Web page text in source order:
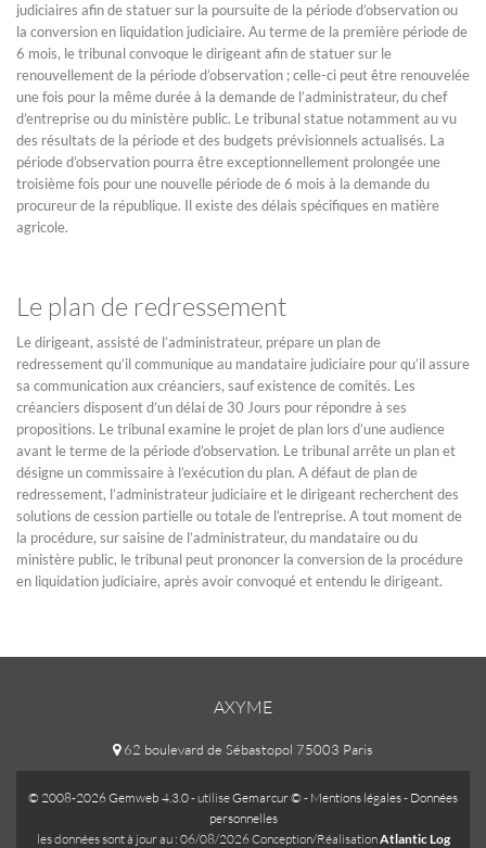
judiciaires afin de statuer sur la poursuite de la période d’observation ou
la conversion en liquidation judiciaire. Au terme de la première période de
6 mois, le tribunal convoque le dirigeant afin de statuer sur le
renouvellement de la période d’observation ; celle-ci peut être renouvelée
une fois pour la même durée à la demande de l’administrateur, du chef
d’entreprise ou du ministère public. Le tribunal statue notamment au vu
des résultats de la période et des budgets prévisionnels actualisés. La
période d’observation pourra être exceptionnellement prolongée une
troisième fois pour une nouvelle période de 6 mois à la demande du
procureur de la république. Il existe des délais spécifiques en matière
agricole.
Le plan de redressement
Le dirigeant, assisté de l’administrateur, prépare un plan de
redressement qu’il communique au mandataire judiciaire pour qu’il assure
sa communication aux créanciers, sauf existence de comités. Les
créanciers disposent d’un délai de 30 Jours pour répondre à ses
propositions. Le tribunal examine le projet de plan lors d’une audience
avant le terme de la période d’observation. Le tribunal arrête un plan et
désigne un commissaire à l’exécution du plan. A défaut de plan de
redressement, l’administrateur judiciaire et le dirigeant recherchent des
solutions de cession partielle ou totale de l’entreprise. A tout moment de
la procédure, sur saisine de l’administrateur, du mandataire ou du
ministère public, le tribunal peut prononcer la conversion de la procédure
en liquidation judiciaire, après avoir convoqué et entendu le dirigeant.
AXYME
62 boulevard de Sébastopol 75003 Paris
© 2008-2026 Gemweb 4.3.0- utiliseGemarcur © - Mentions légales- Données
personnelles
les données sont à jour au : 06/08/2026 Conception/RéalisationAtlantic Log